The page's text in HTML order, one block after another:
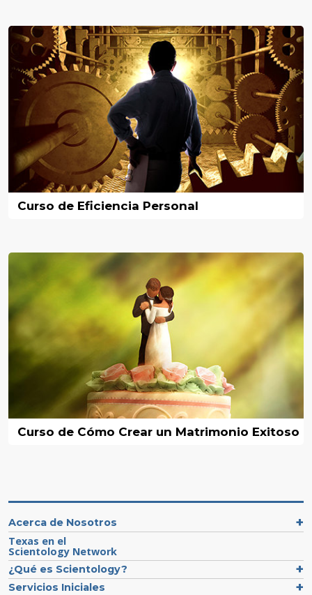
Curso de Eficiencia Personal
Curso de Cómo Crear un Matrimonio Exitoso
Acerca de Nosotros
Texas en el
Scientology Network
¿Qué es Scientology?
Servicios Iniciales